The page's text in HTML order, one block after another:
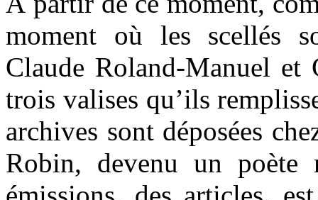
moment où les scellés
Claude Roland-Manuel et
trois valises qu’ils
archives sont déposées
Robin, devenu un poète